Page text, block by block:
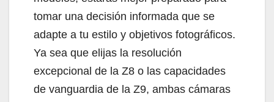
tomar una decisión informada que se
adapte a tu estilo y objetivos fotográficos.
Ya sea que elijas la resolución
excepcional de la Z8 o las capacidades
de vanguardia de la Z9, ambas cámaras